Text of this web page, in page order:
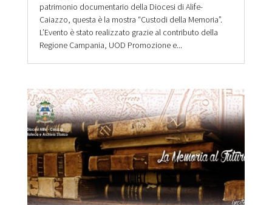
patrimonio documentario della Diocesi di Alife-
Caiazzo, questa è la mostra “Custodi della Memoria”.
L’Evento è stato realizzato grazie al contributo della
Regione Campania, UOD Promozione e...